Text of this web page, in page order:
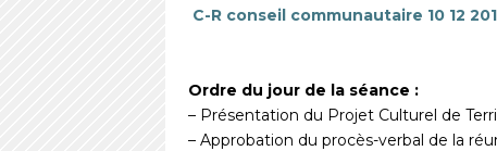
C-R conseil communautaire 10 12
Ordre du jour de la séance :
– Présentation du Projet Culturel de
– Approbation du procès-verbal de la